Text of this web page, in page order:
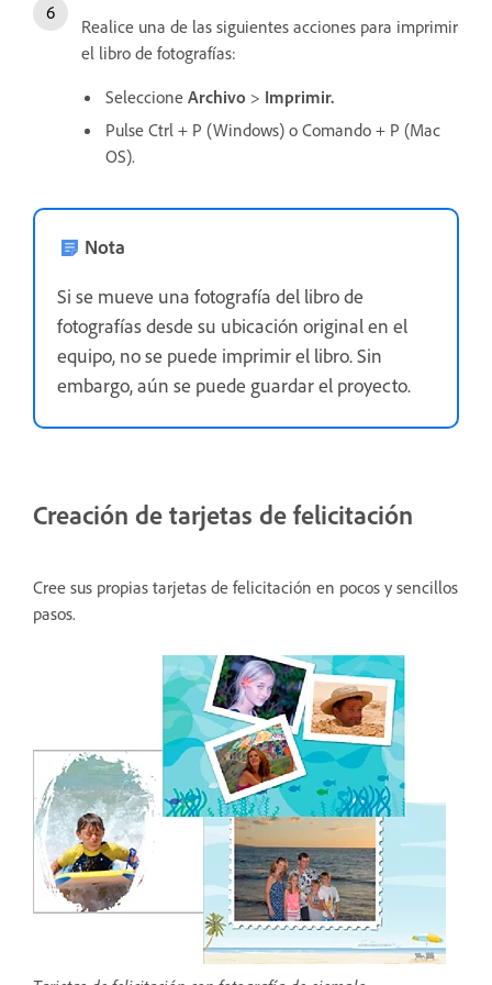
Realice una de las siguientes acciones para imprimir
el libro de fotografías:
Seleccione Archivo > Imprimir.
Pulse Ctrl + P (Windows) o Comando + P (Mac
OS).
Nota
Si se mueve una fotografía del libro de
fotografías desde su ubicación original en el
equipo, no se puede imprimir el libro. Sin
embargo, aún se puede guardar el proyecto.
Creación de tarjetas de felicitación
Cree sus propias tarjetas de felicitación en pocos y sencillos
pasos.